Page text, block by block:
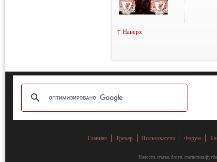
↑ Наверх
Главная Трекер Пользователи Форум
Новости, статьи, блоги, статистика